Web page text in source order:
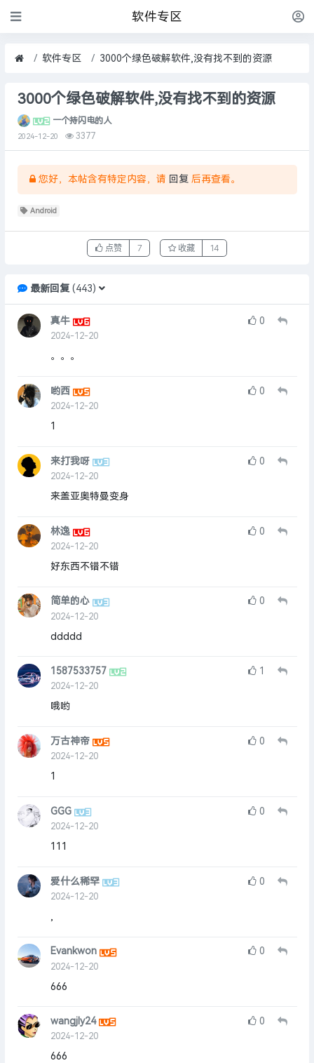
软件专区
软件专区 3000个绿色破解软件,没有找不到的资源
3000个绿色破解软件,没有找不到的资源
一个持闪电的人
2024-12-20 3377
您好，本帖含有特定内容，请 回复 后再查看。
Android
点赞 7 收藏 14
最新回复( 443)
真牛
2024-12-20
0
。。。
哟西
2024-12-20
0
1
来打我呀
2024-12-20
0
来盖亚奥特曼变身
林逸
2024-12-20
0
好东西不错不错
简单的心
2024-12-20
0
ddddd
1587533757
2024-12-20
1
哦哟
万古神帝
2024-12-20
0
1
GGG
2024-12-20
0
111
爱什么稀罕
2024-12-20
0
,
Evankwon
2024-12-20
0
666
wangjly24
2024-12-20
0
666